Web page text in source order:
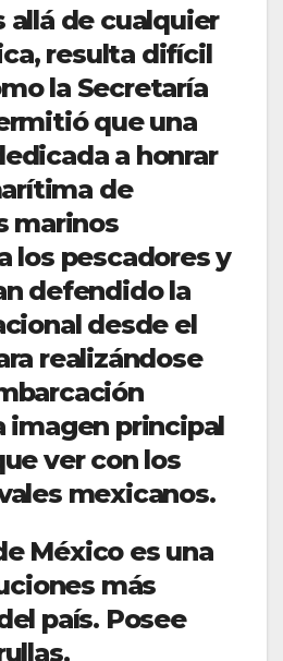
allá de cualquier
resulta difícil
la Secretaría
que una
a honrar
de
marinos
los pescadores y
defendido la
desde el
realizándose
imagen principal
ver con los
mexicanos.
México es una
más
país. Posee